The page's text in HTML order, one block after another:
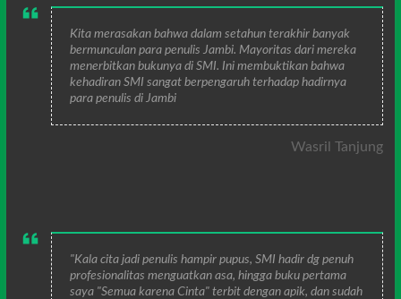
Kita merasakan bahwa dalam setahun terakhir banyak
bermunculan para penulis Jambi. Mayoritas dari mereka
menerbitkan bukunya di SMI. Ini membuktikan bahwa
kehadiran SMI sangat berpengaruh terhadap hadirnya
para penulis di Jambi
Wasril Tanjung
"Kala cita jadi penulis hampir pupus, SMI hadir dg penuh
profesionalitas menguatkan asa, hingga buku pertama
saya "Semua karena Cinta" terbit dengan apik, dan sudah